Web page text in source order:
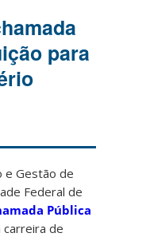
para
e Gestão de
Federal de
Pública
carreira de